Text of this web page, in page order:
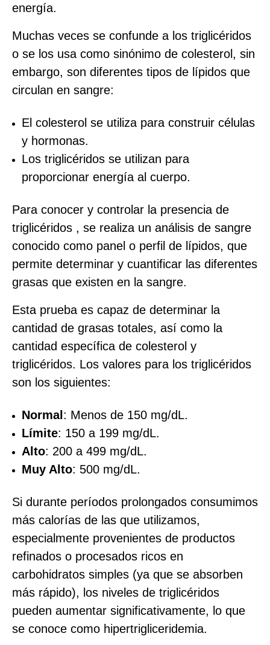
energía.
Muchas veces se confunde a los triglicéridos
o se los usa como sinónimo de colesterol, sin
embargo, son diferentes tipos de lípidos que
circulan en sangre:
El colesterol se utiliza para construir células
y hormonas.
Los triglicéridos se utilizan para
proporcionar energía al cuerpo.
Para conocer y controlar la presencia de
triglicéridos , se realiza un análisis de sangre
conocido como panel o perfil de lípidos, que
permite determinar y cuantificar las diferentes
grasas que existen en la sangre.
Esta prueba es capaz de determinar la
cantidad de grasas totales, así como la
cantidad específica de colesterol y
triglicéridos. Los valores para los triglicéridos
son los siguientes:
Normal : Menos de 150 mg/dL.
Límite: 150 a 199 mg/dL.
Alto: 200 a 499 mg/dL.
Muy Alto: 500 mg/dL.
Si durante períodos prolongados consumimos
más calorías de las que utilizamos,
especialmente provenientes de productos
refinados o procesados ricos en
carbohidratos simples (ya que se absorben
más rápido), los niveles de triglicéridos
pueden aumentar significativamente, lo que
se conoce como hipertrigliceridemia.